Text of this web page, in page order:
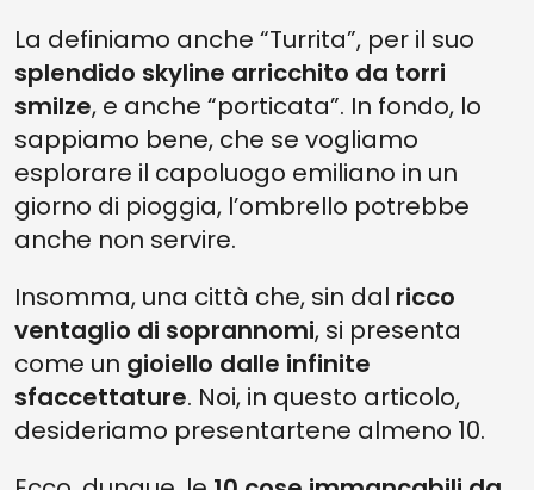
La definiamo anche “Turrita”, per il suo
splendido skyline arricchito da torri
smilze, e anche “porticata”. In fondo, lo
sappiamo bene, che se vogliamo
esplorare il capoluogo emiliano in un
giorno di pioggia, l’ombrello potrebbe
anche non servire.
Insomma, una città che, sin dal ricco
ventaglio di soprannomi, si presenta
come un gioiello dalle infinite
sfaccettature. Noi, in questo articolo,
desideriamo presentartene almeno 10.